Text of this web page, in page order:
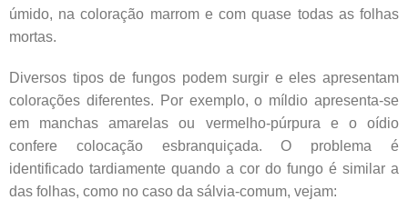
úmido, na coloração marrom e com quase todas as folhas
mortas.
Diversos tipos de fungos podem surgir e eles apresentam
colorações diferentes. Por exemplo, o míldio apresenta-se
em manchas amarelas ou vermelho-púrpura e o oídio
confere colocação esbranquiçada. O problema é
identificado tardiamente quando a cor do fungo é similar a
das folhas, como no caso da sálvia-comum, vejam: